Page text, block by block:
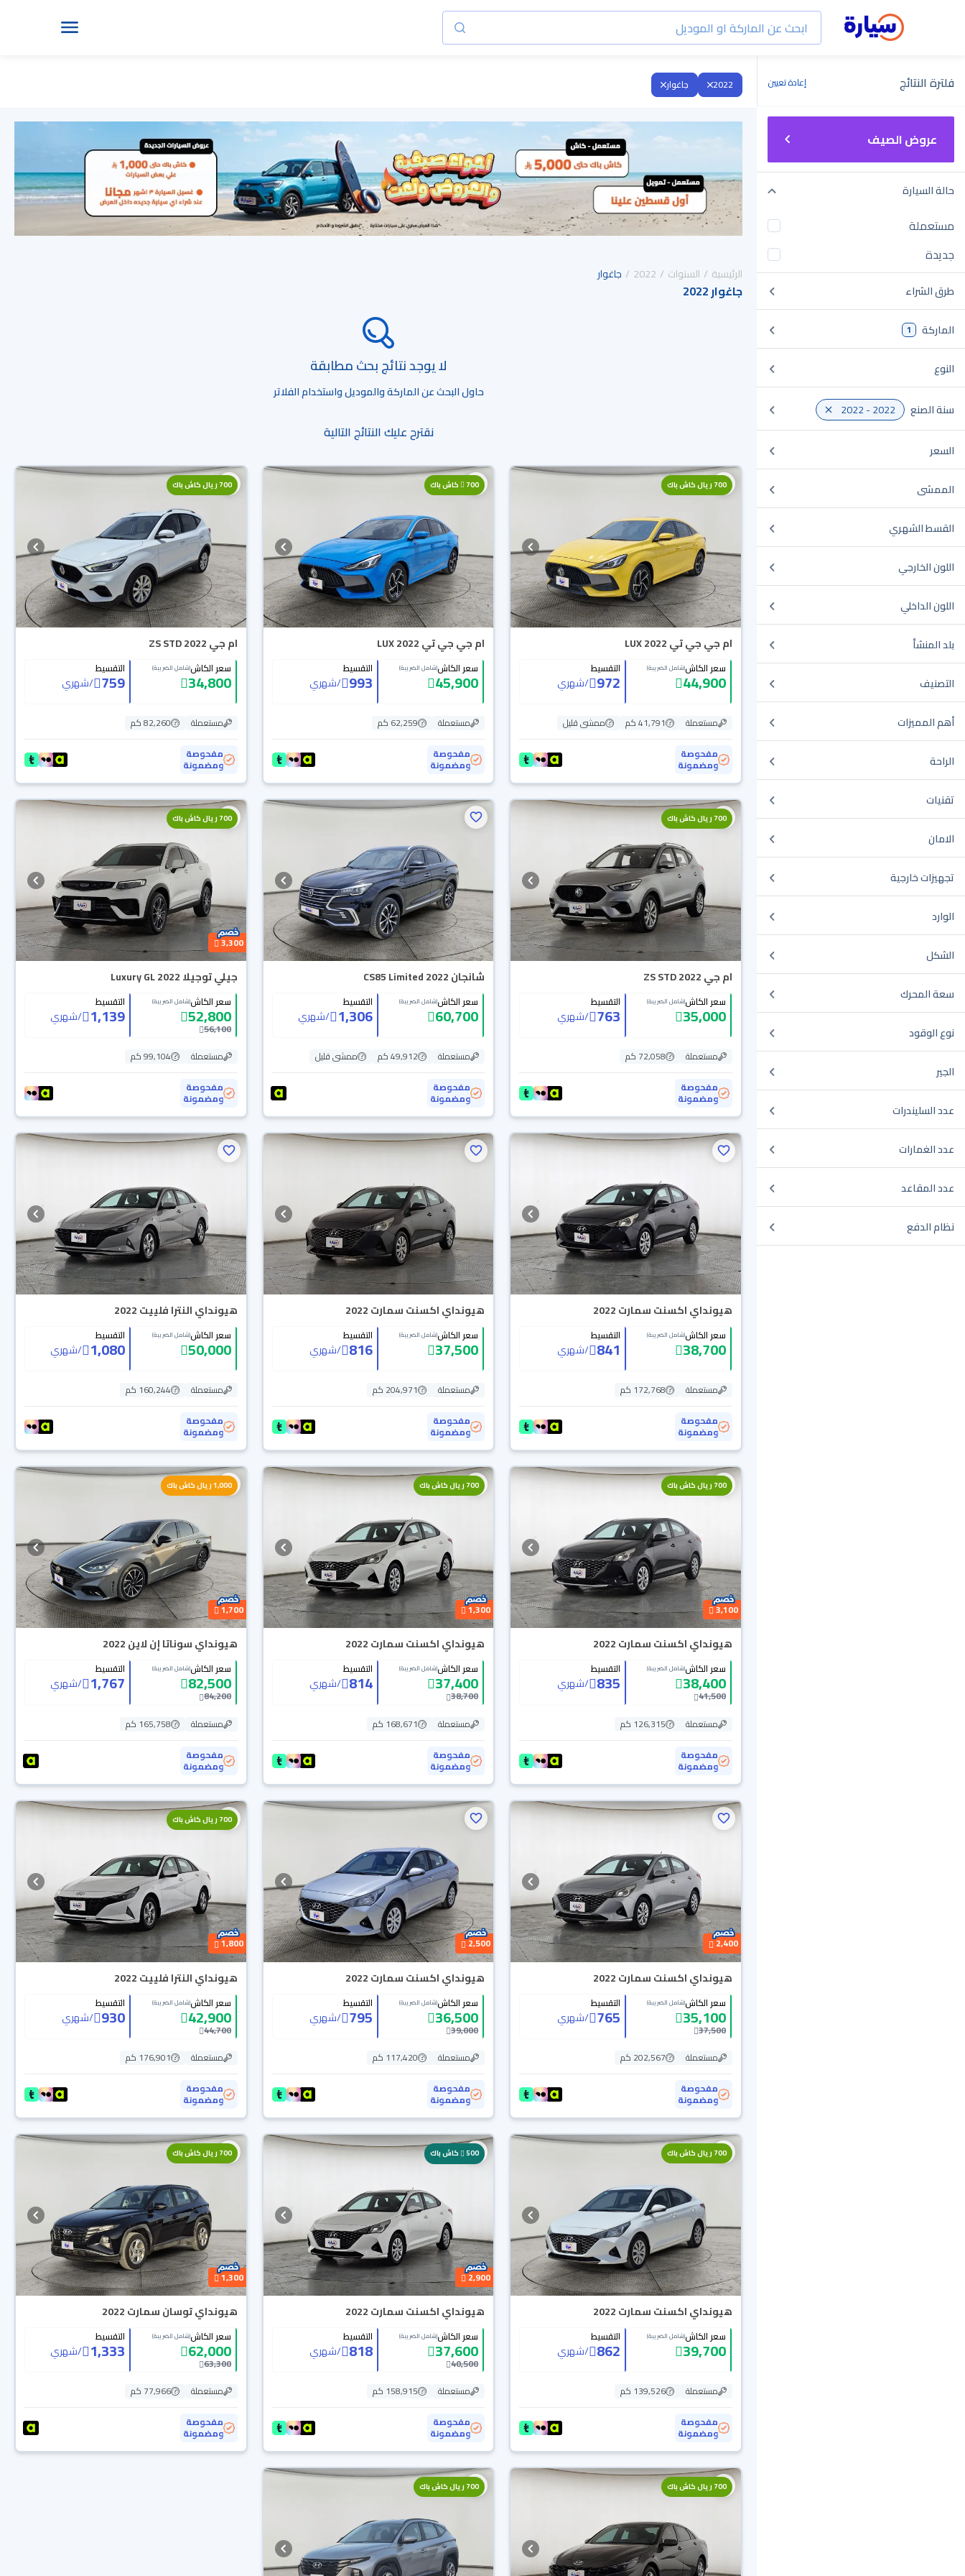
فلترة النتائج إعادة تعيين
عروض الصيف
حالة السيارة
مستعملة
جديدة
طرق الشراء
الماركة 1
النوع
سنة الصنع 2022 - 2022
السعر
الممشى
القسط الشهري
اللون الخارجي
اللون الداخلي
بلد المنشأ
التصنيف
أهم المميزات
الراحة
تقنيات
الامان
تجهيزات خارجية
الوارد
الشكل
سعة المحرك
نوع الوقود
الجير
عدد السليندرات
عدد الغمارات
عدد المقاعد
نظام الدفع
2022 جاغوار
الرئيسية السنوات 2022 جاغوار
جاغوار 2022
لا يوجد نتائج بحث مطابقة
حاول البحث عن الماركة والموديل واستخدام الفلاتر
نقترح عليك النتائج التالية
700 ريال كاش باك
ام جي جي تي LUX 2022
سعر الكاش(شامل الضريبة)
44,900
التقسيط
972
/شهري
مستعملة 41,791 كم
ممشى قليل
مفحوصة
ومضمونة
700 كاش باك
ام جي جي تي LUX 2022
سعر الكاش(شامل الضريبة)
45,900
التقسيط
993
/شهري
مستعملة
62,259 كم
مفحوصة
ومضمونة
700 ريال كاش باك
ام جي ZS STD 2022
سعر الكاش(شامل الضريبة)
34,800
التقسيط
759
/شهري
مستعملة
82,260 كم
مفحوصة
ومضمونة
700 ريال كاش باك
ام جي ZS STD 2022
سعر الكاش(شامل الضريبة)
35,000
التقسيط
763
/شهري
مستعملة
72,058 كم
مفحوصة
ومضمونة
شانجان CS85 Limited 2022
سعر الكاش(شامل الضريبة)
60,700
التقسيط
1,306
/شهري
مستعملة 49,912 كم
ممشى قليل
مفحوصة
ومضمونة
700 ريال كاش باك
3,300
جيلي توجيلا Luxury GL 2022
سعر الكاش(شامل الضريبة)
52,800
56,100
التقسيط
1,139
/شهري
مستعملة
99,104 كم
مفحوصة
ومضمونة
هيونداي اكسنت سمارت 2022
سعر الكاش(شامل الضريبة)
38,700
التقسيط
841
/شهري
مستعملة
172,768 كم
مفحوصة
ومضمونة
هيونداي اكسنت سمارت 2022
سعر الكاش(شامل الضريبة)
37,500
التقسيط
816
/شهري
مستعملة
204,971 كم
مفحوصة
ومضمونة
هيونداي النترا فلييت 2022
سعر الكاش(شامل الضريبة)
50,000
التقسيط
1,080
/شهري
مستعملة
160,244 كم
مفحوصة
ومضمونة
700 ريال كاش باك
3,100
هيونداي اكسنت سمارت 2022
سعر الكاش(شامل الضريبة)
38,400
41,500
التقسيط
835
/شهري
مستعملة
126,315 كم
مفحوصة
ومضمونة
700 ريال كاش باك
1,300
هيونداي اكسنت سمارت 2022
سعر الكاش(شامل الضريبة)
37,400
38,700
التقسيط
814
/شهري
مستعملة
168,671 كم
مفحوصة
ومضمونة
1,000 ريال كاش باك
1,700
هيونداي سوناتا إن لاين 2022
سعر الكاش(شامل الضريبة)
82,500
84,200
التقسيط
1,767
/شهري
مستعملة
165,758 كم
مفحوصة
ومضمونة
2,400
هيونداي اكسنت سمارت 2022
سعر الكاش(شامل الضريبة)
35,100
37,500
التقسيط
765
/شهري
مستعملة
202,567 كم
مفحوصة
ومضمونة
2,500
هيونداي اكسنت سمارت 2022
سعر الكاش(شامل الضريبة)
36,500
39,000
التقسيط
795
/شهري
مستعملة
117,420 كم
مفحوصة
ومضمونة
700 ريال كاش باك
1,800
هيونداي النترا فلييت 2022
سعر الكاش(شامل الضريبة)
42,900
44,700
التقسيط
930
/شهري
مستعملة
176,901 كم
مفحوصة
ومضمونة
700 ريال كاش باك
هيونداي اكسنت سمارت 2022
سعر الكاش(شامل الضريبة)
39,700
التقسيط
862
/شهري
مستعملة
139,526 كم
مفحوصة
ومضمونة
500 كاش باك
2,900
هيونداي اكسنت سمارت 2022
سعر الكاش(شامل الضريبة)
37,600
40,500
التقسيط
818
/شهري
مستعملة
158,915 كم
مفحوصة
ومضمونة
700 ريال كاش باك
1,300
هيونداي توسان سمارت 2022
سعر الكاش(شامل الضريبة)
62,000
63,300
التقسيط
1,333
/شهري
مستعملة
77,966 كم
مفحوصة
ومضمونة
700 ريال كاش باك 700 ريال كاش باك